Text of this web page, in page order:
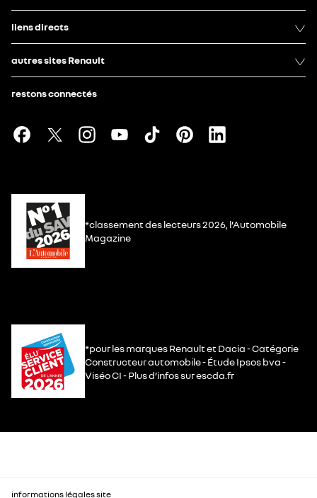
liens directs
autres sites Renault
restons connectés
*classement des lecteurs 2026, l’Automobile
Magazine
*pour les marques Renault et Dacia - Catégorie
Constructeur automobile - Étude Ipsos bva -
Viséo CI - Plus d’infos sur escda.fr
informations légales site